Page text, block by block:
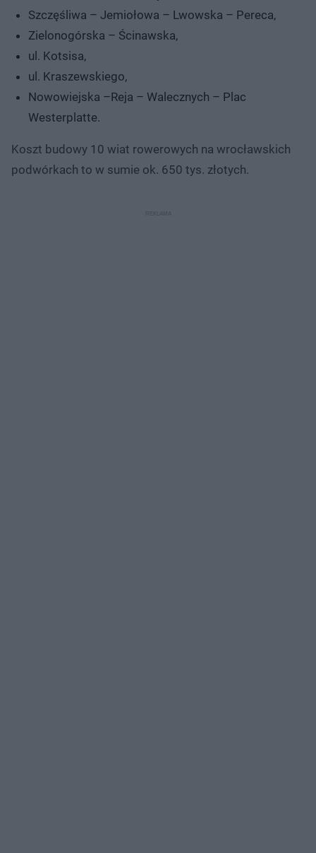
Szczęśliwa – Jemiołowa – Lwowska – Pereca,
Zielonogórska – Ścinawska,
ul. Kotsisa,
ul. Kraszewskiego,
Nowowiejska –Reja – Walecznych – Plac
Westerplatte.
Koszt budowy 10 wiat rowerowych na wrocławskich
podwórkach to w sumie ok. 650 tys. złotych.